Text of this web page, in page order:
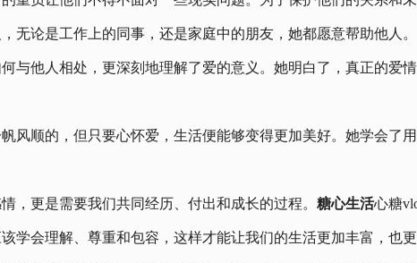
无论是工作上的同事，还是家庭中的朋友，她都愿意帮助他人。
与他人相处，更深刻地理解了爱的意义。她明白了，真正的爱
风顺的，但只要心怀爱，生活便能够变得更加美好。她学会了
，更是需要我们共同经历、付出和成长的过程。 糖心生活心糖
学会理解、尊重和包容，这样才能让我们的生活更加丰富，也更